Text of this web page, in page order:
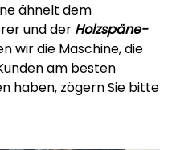
ähnelt dem
und der Holzspäne-
wir die Maschine, die
am besten
haben, zögern Sie bitte